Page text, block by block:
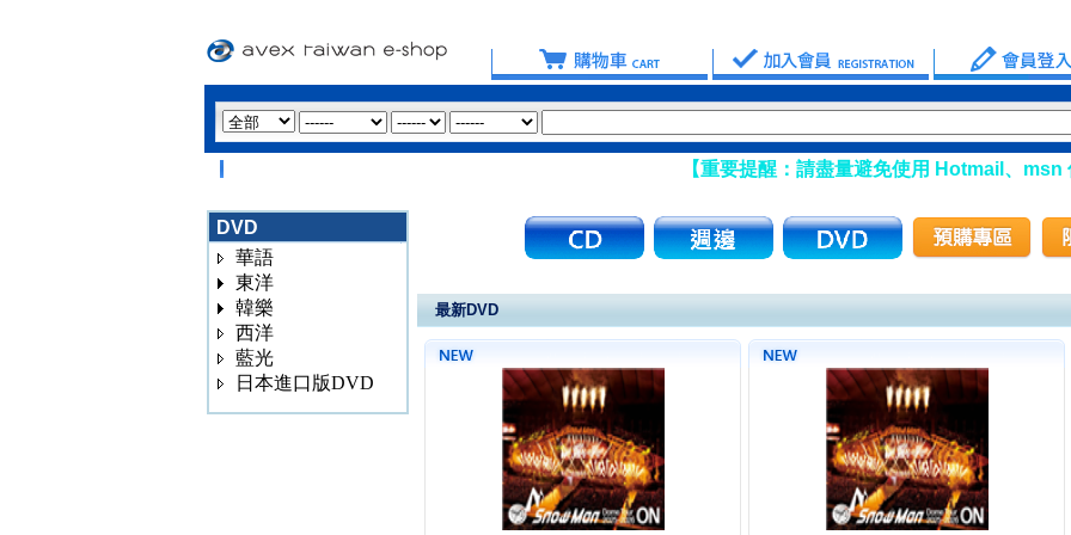
【重要提醒：請盡量避免使用 Hotmail、msn 信箱註
DVD
華語
東洋
韓樂
西洋
藍光
日本進口版DVD
最新DVD